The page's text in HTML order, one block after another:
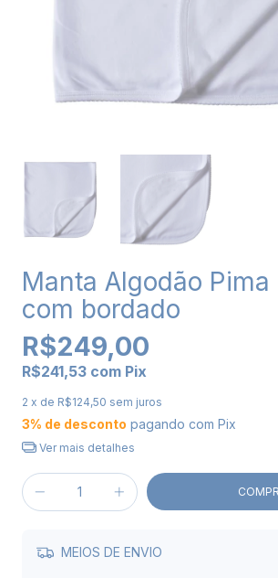
Manta Algodão Pima
com bordado
R$249,00
R$241,53 com Pix
2 x de R$124,50 sem juros
3% de desconto pagando com Pix
Ver mais detalhes
MEIOS DE ENVIO